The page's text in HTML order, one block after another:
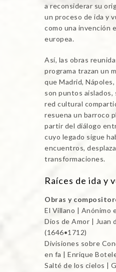
a reconsiderar su
un proceso de ida y
como una invención
europea.
Así, las obras
programa trazan un
que Madrid, Nápoles,
son puntos aislados,
red cultural
resuena un barroco
partir del diálogo
cuyo legado sigue
encuentros,
transformaciones.
Raíces de ida y
Obras y
El Villano | Anónimo
Dios de Amor | Juan
(1646•1712)
Divisiones sobre
en fa | Enrique
Salté de los cielos |